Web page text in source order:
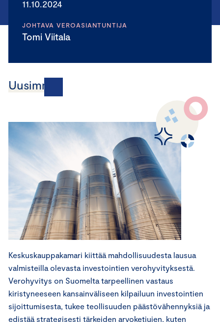
11.10.2024
JOHTAVA VEROASIANTUNTIJA
Tomi Viitala
Uusimmat
Keskuskauppakamari kiittää mahdollisuudesta lausua
valmisteilla olevasta investointien verohyvityksestä.
Verohyvitys on Suomelta tarpeellinen vastaus
kiristyneeseen kansainväliseen kilpailuun investointien
sijoittumisesta, tukee teollisuuden päästövähennyksiä ja
edistää strategisesti tärkeiden arvoketjujen, kuten